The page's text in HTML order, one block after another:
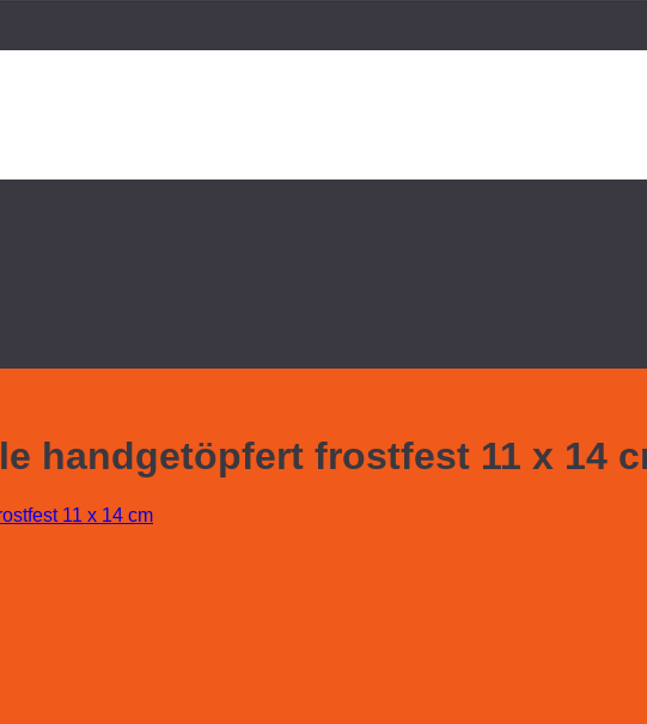
handgetöpfert frostfest 11 x 14
11 x 14 cm